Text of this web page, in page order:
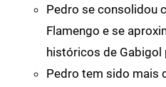
Pedro se consolidou
Flamengo e se
históricos de Gabigol
Pedro tem sido mais